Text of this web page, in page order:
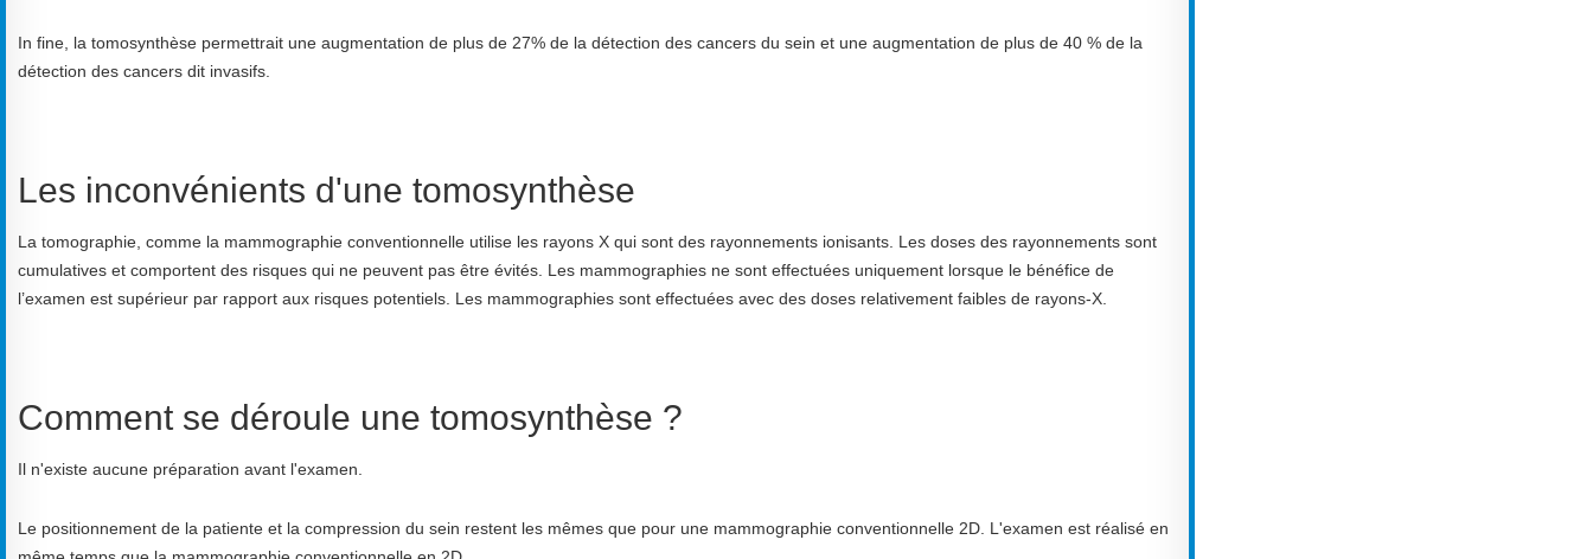
In fine, la tomosynthèse permettrait une augmentation de plus de 27% de la détection des cancers du sein et une augmentation de plus de 40 % de la
détection des cancers dit invasifs.
Les inconvénients d'une tomosynthèse
La tomographie, comme la mammographie conventionnelle utilise les rayons X qui sont des rayonnements ionisants. Les doses des rayonnements sont
cumulatives et comportent des risques qui ne peuvent pas être évités. Les mammographies ne sont effectuées uniquement lorsque le bénéfice de
l’examen est supérieur par rapport aux risques potentiels. Les mammographies sont effectuées avec des doses relativement faibles de rayons-X.
Comment se déroule une tomosynthèse ?
Il n'existe aucune préparation avant l'examen.
Le positionnement de la patiente et la compression du sein restent les mêmes que pour une mammographie conventionnelle 2D. L'examen est réalisé en